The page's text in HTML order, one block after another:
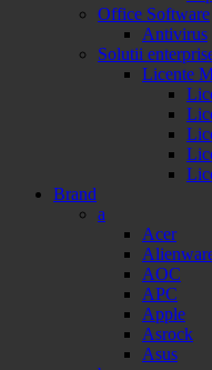
Office Software
Antivirus
Solutii
Licente
Brand
a
Acer
AOC
APC
Apple
Asrock
Asus